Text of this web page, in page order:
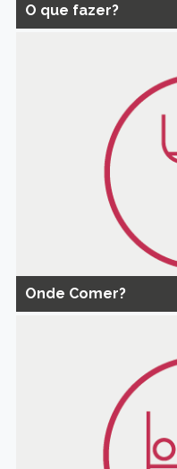
O que fazer?
Onde Comer?